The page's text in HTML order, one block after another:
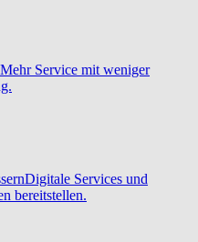
Mehr Service mit weniger
Digitale Services und
bereitstellen.